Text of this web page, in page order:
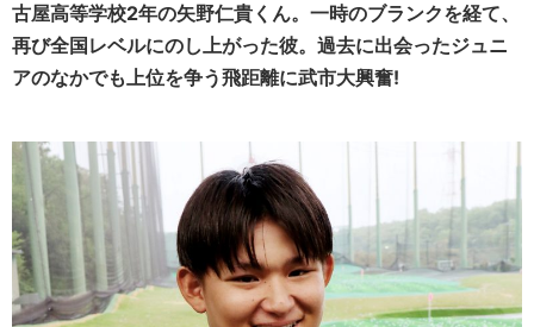
古屋高等学校2年の矢野仁貴くん。一時のブランクを経て、
再び全国レベルにのし上がった彼。過去に出会ったジュニ
アのなかでも上位を争う飛距離に武市大興奮!